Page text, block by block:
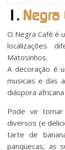
1. Negra
O Negra Café é
localizações
Matosinhos.
A decoração é
musicais e das
diáspora
Pode vir
diversos (e
tarte de
panquecas, as